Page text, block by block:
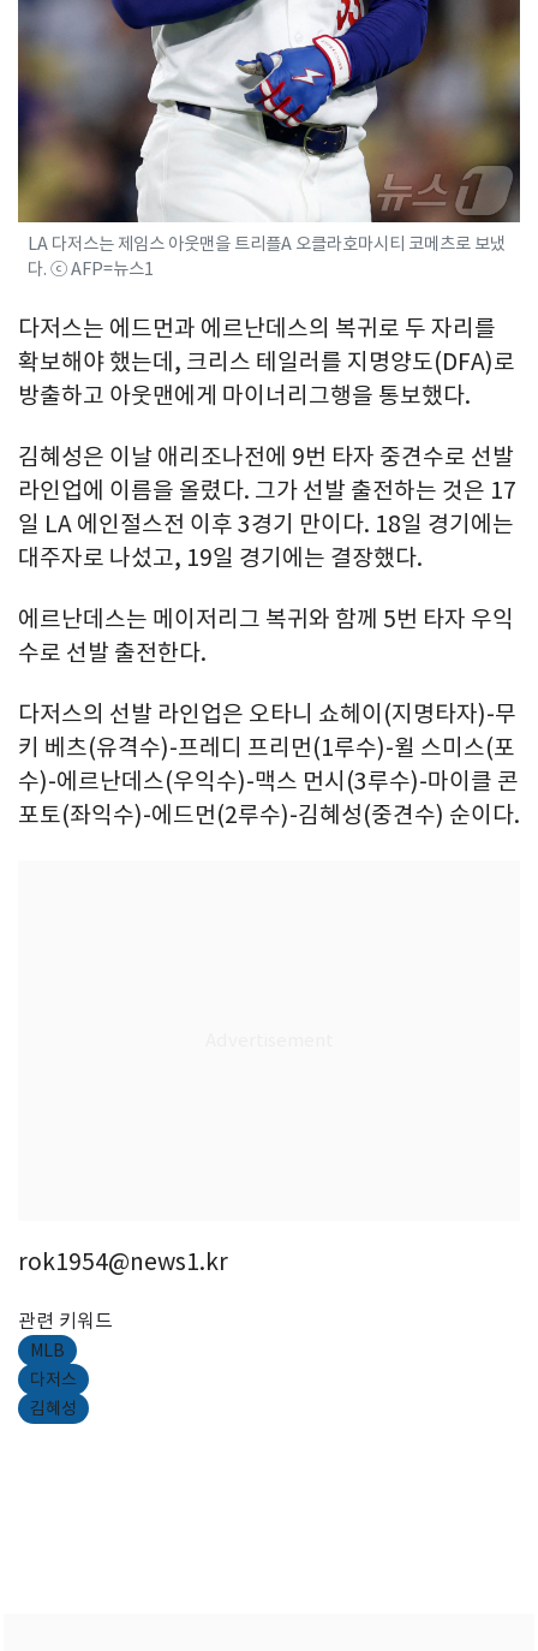
LA 다저스는 제임스 아웃맨을 트리플A 오클라호마시티 코메츠로 보냈
다. ⓒ AFP=뉴스1
다저스는 에드먼과 에르난데스의 복귀로 두 자리를
확보해야 했는데, 크리스 테일러를 지명양도(DFA)로
방출하고 아웃맨에게 마이너리그행을 통보했다.
김혜성은 이날 애리조나전에 9번 타자 중견수로 선발
라인업에 이름을 올렸다. 그가 선발 출전하는 것은 17
일 LA 에인절스전 이후 3경기 만이다. 18일 경기에는
대주자로 나섰고, 19일 경기에는 결장했다.
에르난데스는 메이저리그 복귀와 함께 5번 타자 우익
수로 선발 출전한다.
다저스의 선발 라인업은 오타니 쇼헤이(지명타자)-무
키 베츠(유격수)-프레디 프리먼(1루수)-윌 스미스(포
수)-에르난데스(우익수)-맥스 먼시(3루수)-마이클 콘
포토(좌익수)-에드먼(2루수)-김혜성(중견수) 순이다.
rok1954@news1.kr
관련 키워드
MLB
다저스
김혜성